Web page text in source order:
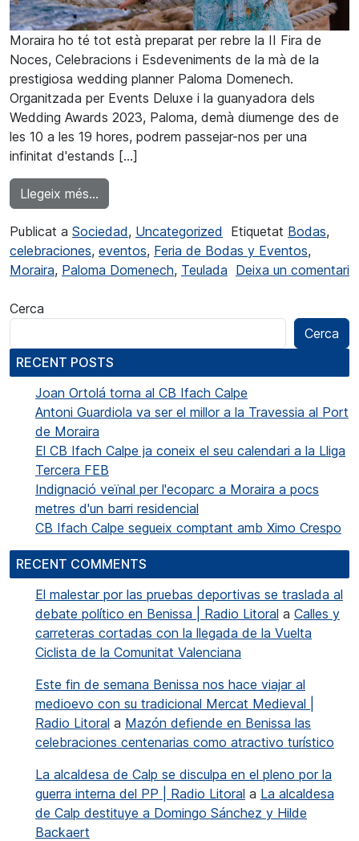
Moraira ho té tot està preparat per rebre la II Fira de
Noces, Celebracions i Esdeveniments de la mà de la
prestigiosa wedding planner Paloma Domenech.
Organitzada per Events Deluxe i la guanyadora dels
Wedding Awards 2023, Paloma, demà diumenge des de
les 10 a les 19 hores, podrem passejar-nos per una
infinitat d'estands […]
Llegeix més…
Publicat a Sociedad, Uncategorized Etiquetat Bodas,
celebraciones, eventos, Feria de Bodas y Eventos,
Moraira, Paloma Domenech, Teulada Deixa un comentari
Cerca
Cerca
RECENT POSTS
Joan Ortolá torna al CB Ifach Calpe
Antoni Guardiola va ser el millor a la Travessia al Port
de Moraira
El CB Ifach Calpe ja coneix el seu calendari a la Lliga
Tercera FEB
Indignació veïnal per l'ecoparc a Moraira a pocs
metres d'un barri residencial
CB Ifach Calpe segueix comptant amb Ximo Crespo
RECENT COMMENTS
El malestar por las pruebas deportivas se traslada al
debate político en Benissa | Radio Litoral a Calles y
carreteras cortadas con la llegada de la Vuelta
Ciclista de la Comunitat Valenciana
Este fin de semana Benissa nos hace viajar al
medioevo con su tradicional Mercat Medieval |
Radio Litoral a Mazón defiende en Benissa las
celebraciones centenarias como atractivo turístico
La alcaldesa de Calp se disculpa en el pleno por la
guerra interna del PP | Radio Litoral a La alcaldesa
de Calp destituye a Domingo Sánchez y Hilde
Backaert